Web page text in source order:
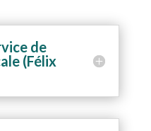
de
(Félix